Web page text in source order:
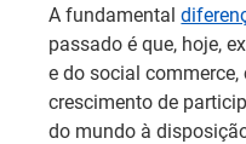
A fundamental
passado é que, hoje,
e do social
crescimento de
do mundo à